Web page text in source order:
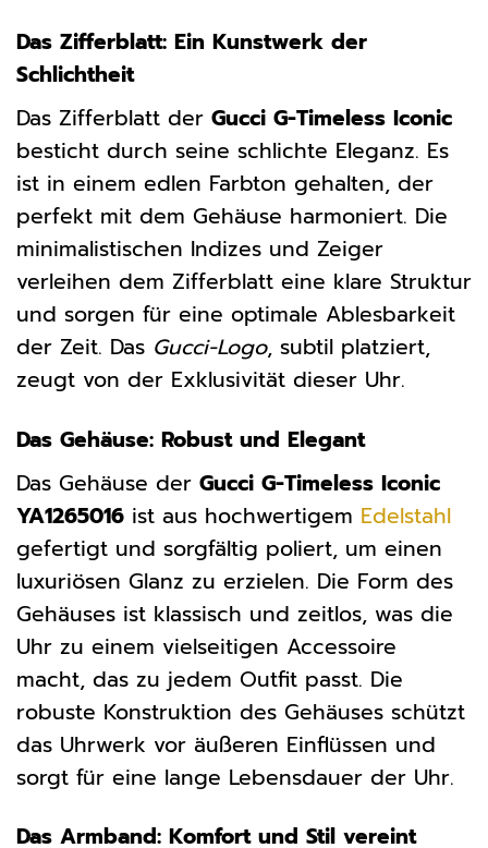
Das Zifferblatt: Ein Kunstwerk der
Schlichtheit
Das Zifferblatt der Gucci G-Timeless Iconic
besticht durch seine schlichte Eleganz. Es
ist in einem edlen Farbton gehalten, der
perfekt mit dem Gehäuse harmoniert. Die
minimalistischen Indizes und Zeiger
verleihen dem Zifferblatt eine klare Struktur
und sorgen für eine optimale Ablesbarkeit
der Zeit. Das Gucci-Logo, subtil platziert,
zeugt von der Exklusivität dieser Uhr.
Das Gehäuse: Robust und Elegant
Das Gehäuse der Gucci G-Timeless Iconic
YA1265016 ist aus hochwertigem Edelstahl
gefertigt und sorgfältig poliert, um einen
luxuriösen Glanz zu erzielen. Die Form des
Gehäuses ist klassisch und zeitlos, was die
Uhr zu einem vielseitigen Accessoire
macht, das zu jedem Outfit passt. Die
robuste Konstruktion des Gehäuses schützt
das Uhrwerk vor äußeren Einflüssen und
sorgt für eine lange Lebensdauer der Uhr.
Das Armband: Komfort und Stil vereint